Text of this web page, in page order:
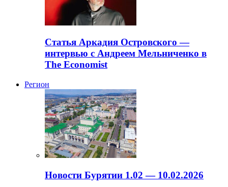
Статья Аркадия Островского —
интервью с Андреем Мельниченко в
The Economist
Регион
Новости Бурятии 1.02 — 10.02.2026